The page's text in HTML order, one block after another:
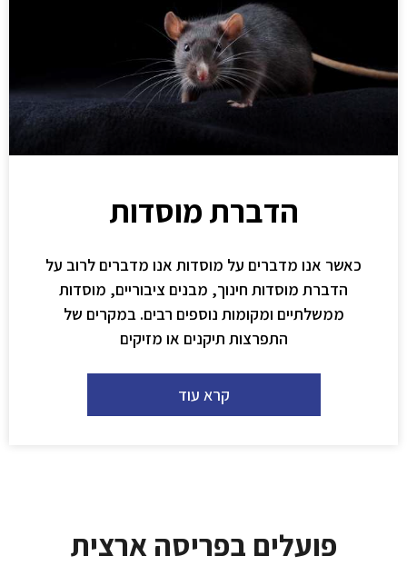
הדברת מוסדות
כאשר אנו מדברים על מוסדות אנו מדברים לרוב על
הדברת מוסדות חינוך, מבנים ציבוריים, מוסדות
ממשלתיים ומקומות נוספים רבים. במקרים של
התפרצות תיקנים או מזיקים
קרא עוד
פועלים בפריסה ארצית